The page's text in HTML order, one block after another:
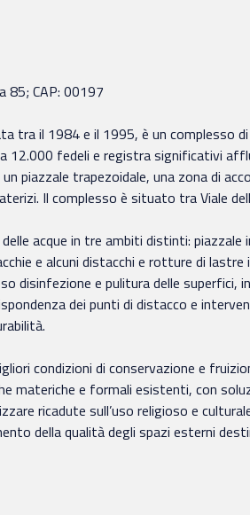
85; CAP: 00197
il 1984 e il 1995, è un complesso
fedeli e registra significativi
piazzale trapezoidale, una zona di
Il complesso è situato tra Viale
acque in tre ambiti distinti:
e alcuni distacchi e rotture di
disinfezione e pulitura delle superfici,
dei punti di distacco e
condizioni di conservazione e
materiche e formali esistenti, con
ricadute sull’uso religioso e
della qualità degli spazi esterni